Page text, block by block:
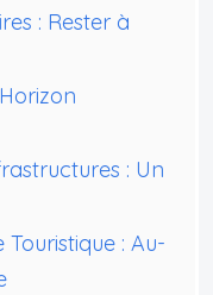
: Rester à
: Un
Touristique : Au-